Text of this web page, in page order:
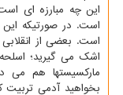
این چه مبارزه ای
است. در صورتیکه
است. بعضی از
اشک می گیرید؛
مارکسیستها هم می
بخواهید آدمی تربیت